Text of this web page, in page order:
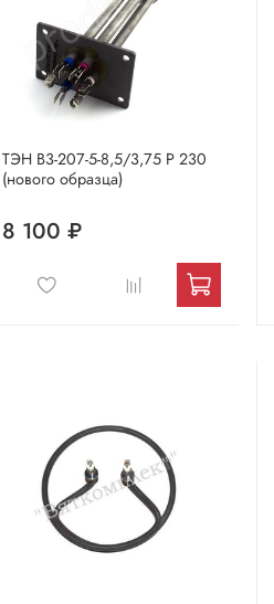
ТЭН В3-207-5-8,5/3,75 Р 230
(нового образца)
8 100 ₽